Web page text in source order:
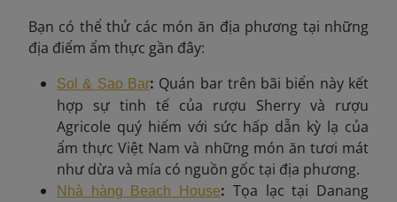
Bạn có thể thử các món ăn địa phương tại những
địa điểm ẩm thực gần đây:
Sol & Sao Bar: Quán bar trên bãi biển này kết
hợp sự tinh tế của rượu Sherry và rượu
Agricole quý hiếm với sức hấp dẫn kỳ lạ của
ẩm thực Việt Nam và những món ăn tươi mát
như dừa và mía có nguồn gốc tại địa phương.
Nhà hàng Beach House: Tọa lạc tại Danang